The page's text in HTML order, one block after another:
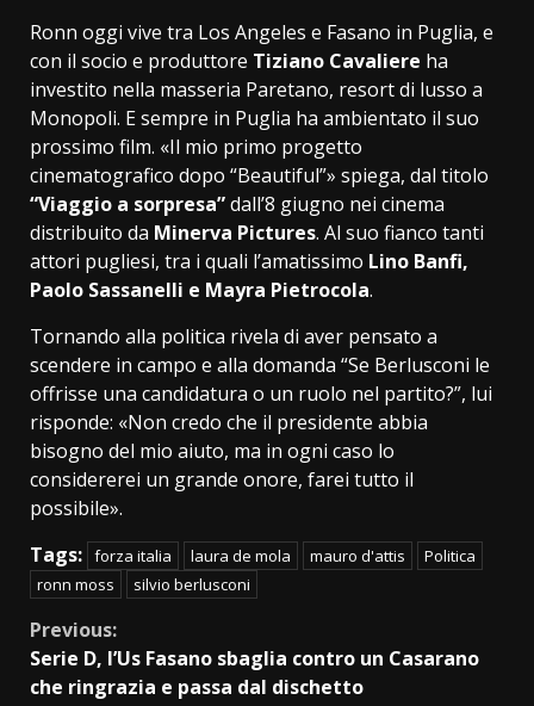
Ronn oggi vive tra Los Angeles e Fasano in Puglia, e
con il socio e produttore Tiziano Cavaliere ha
investito nella masseria Paretano, resort di lusso a
Monopoli. E sempre in Puglia ha ambientato il suo
prossimo film. «Il mio primo progetto
cinematografico dopo “Beautiful”» spiega, dal titolo
“Viaggio a sorpresa”dall’8 giugno nei cinema
distribuito da Minerva Pictures. Al suo fianco tanti
attori pugliesi, tra i quali l’amatissimo Lino Banfi,
Paolo Sassanelli e Mayra Pietrocola.
Tornando alla politica rivela di aver pensato a
scendere in campo e alla domanda “Se Berlusconi le
offrisse una candidatura o un ruolo nel partito?”, lui
risponde: «Non credo che il presidente abbia
bisogno del mio aiuto, ma in ogni caso lo
considererei un grande onore, farei tutto il
possibile».
Tags: forza italia laura de mola mauro d'attis
Politica
ronn moss
silvio berlusconi
Continue
Reading
Previous:
Serie D, l’Us Fasano sbaglia contro un Casarano
che ringrazia e passa dal dischetto